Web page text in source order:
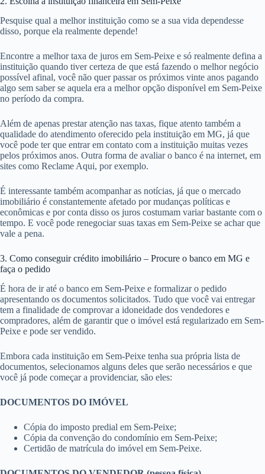
Pesquise qual a melhor instituição como se a sua vida dependesse
disso, porque ela realmente depende!
Encontre a melhor taxa de juros em Sem-Peixe e só realmente defina a
instituição quando tiver certeza de que está fazendo o melhor negócio
possível afinal, você não quer passar os próximos vinte anos pagando
algo sem saber se aquela era a melhor opção disponível em Sem-Peixe
no período da compra.
Além de apenas prestar atenção nas taxas, fique atento também a
qualidade do atendimento oferecido pela instituição em MG, já que
você pode ter que entrar em contato com a instituição muitas vezes
pelos próximos anos. Outra forma de avaliar o banco é na internet, em
sites como Reclame Aqui, por exemplo.
É interessante também acompanhar as notícias, já que o mercado
imobiliário é constantemente afetado por mudanças políticas e
econômicas e por conta disso os juros costumam variar bastante com o
tempo. E você pode renegociar suas taxas em Sem-Peixe se achar que
vale a pena.
3. Como conseguir crédito imobiliário – Procure o banco em MG e
faça o pedido
É hora de ir até o banco em Sem-Peixe e formalizar o pedido
apresentando os documentos solicitados. Tudo que você vai entregar
tem a finalidade de comprovar a idoneidade dos vendedores e
compradores, além de garantir que o imóvel está regularizado em Sem-
Peixe e pode ser vendido.
Embora cada instituição em Sem-Peixe tenha sua própria lista de
documentos, selecionamos alguns deles que serão necessários e que
você já pode começar a providenciar, são eles:
DOCUMENTOS DO IMÓVEL
Cópia do imposto predial em Sem-Peixe;
Cópia da convenção do condomínio em Sem-Peixe;
Certidão de matrícula do imóvel em Sem-Peixe.